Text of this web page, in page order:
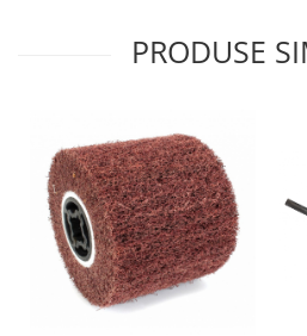
PRODUSE